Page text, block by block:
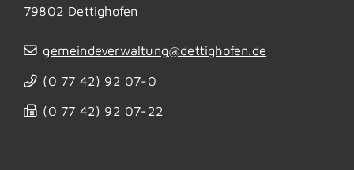
79802 Dettighofen
gemeindeverwaltung@dettighofen.de
(0 77 42) 92 07-0
(0 77 42) 92 07-22